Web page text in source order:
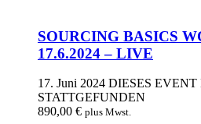
SOURCING BASICS
17.6.2024 – LIVE
17. Juni 2024 DIESES EVENT
STATTGEFUNDEN
890,00 € plus Mwst.